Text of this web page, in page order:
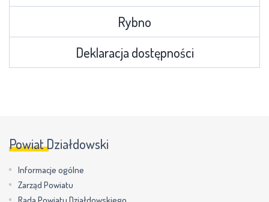
Rybno
Deklaracja dostępności
Powiat Działdowski
Informacje ogólne
Zarząd Powiatu